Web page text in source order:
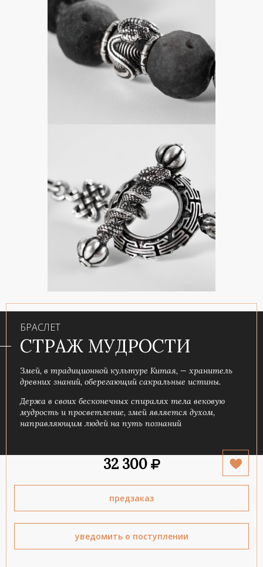
БРАСЛЕТ
СТРАЖ МУДРОСТИ
Змей, в традиционной культуре Китая, — хранитель
древних знаний, оберегающий сакральные истины.
Держа в своих бесконечных спиралях тела вековую
мудрость и просветление, змей является духом,
направляющим людей на путь познаний
32 300
предзаказ
уведомить о поступлении